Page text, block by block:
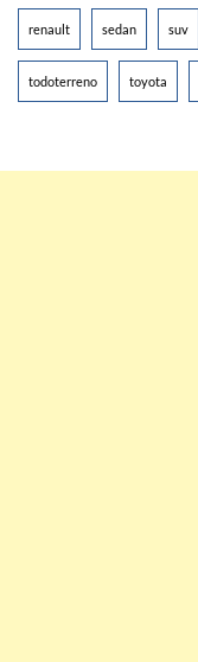
renault sedan suv
todoterreno toyota